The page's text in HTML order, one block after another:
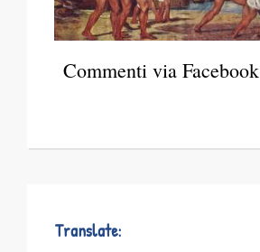
Commenti via Facebook
Translate: